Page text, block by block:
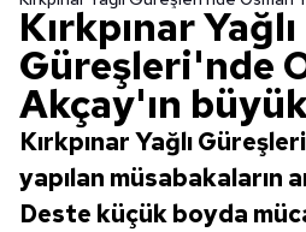
Kırkpınar Yağlı
Güreşleri'nde
Akçay'ın
Kırkpınar Yağlı
yapılan müsabakaların
Deste küçük boyda